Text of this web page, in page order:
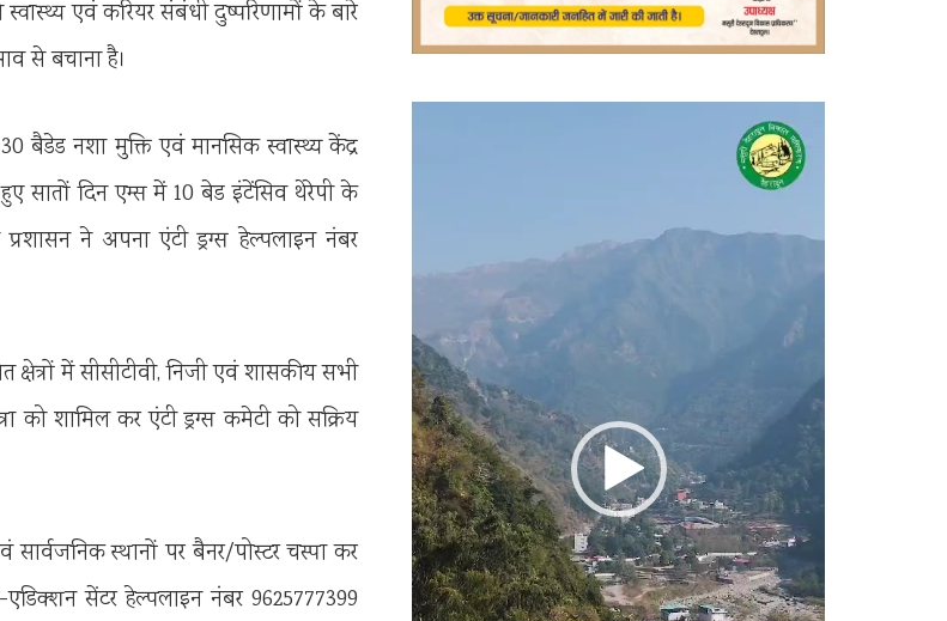
एवं करियर संबंधी दुष्परिणामों के बारे
से बचाना है।
बैडेड नशा मुक्ति एवं मानसिक स्वास्थ्य केंद्र
सातों दिन एम्स में 10 बेड इंटेंसिव थेरेपी के
ने अपना एंटी ड्रग्स हेल्पलाइन नंबर
में सीसीटीवी, निजी एवं शासकीय सभी
को शामिल कर एंटी ड्रग्स कमेटी को सक्रिय
स्थानों पर बैनर/पोस्टर चस्पा कर
एडिक्शन सेंटर हेल्पलाइन नंबर 9625777399